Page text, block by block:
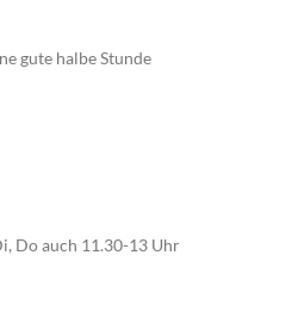
gute halbe Stunde
Do auch 11.30-13 Uhr